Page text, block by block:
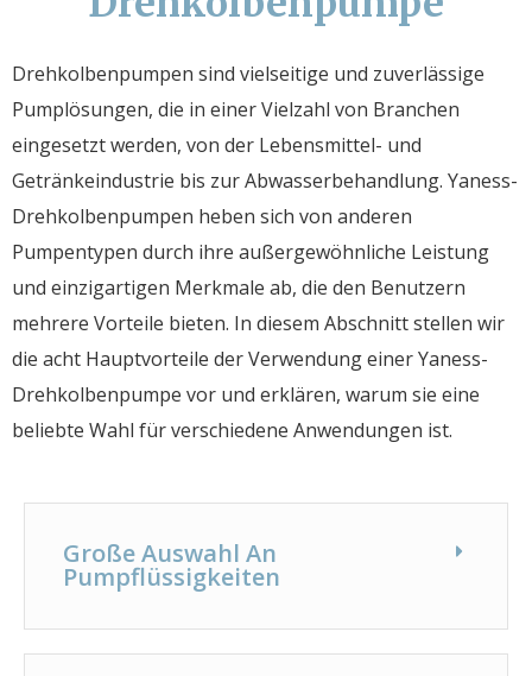
Drehkolbenpumpen sind vielseitige und zuverlässige
Pumplösungen, die in einer Vielzahl von Branchen
eingesetzt werden, von der Lebensmittel- und
Getränkeindustrie bis zur Abwasserbehandlung. Yaness-
Drehkolbenpumpen heben sich von anderen
Pumpentypen durch ihre außergewöhnliche Leistung
und einzigartigen Merkmale ab, die den Benutzern
mehrere Vorteile bieten. In diesem Abschnitt stellen wir
die acht Hauptvorteile der Verwendung einer Yaness-
Drehkolbenpumpe vor und erklären, warum sie eine
beliebte Wahl für verschiedene Anwendungen ist.
Große Auswahl An
Pumpflüssigkeiten